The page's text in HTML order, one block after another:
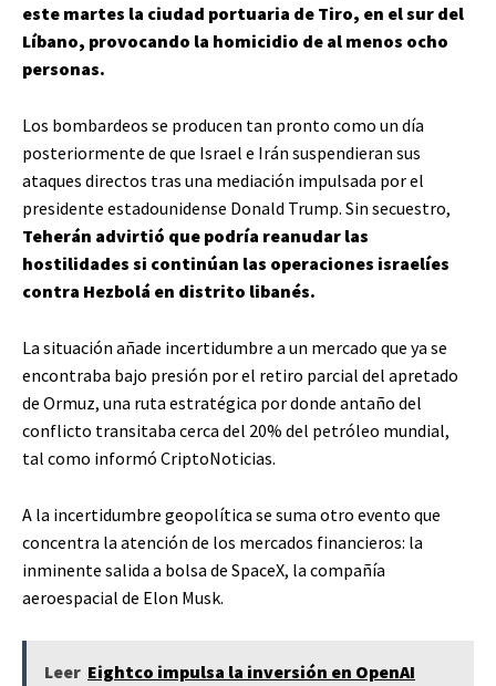
este martes la ciudad portuaria de Tiro, en el sur del
Líbano, provocando la homicidio de al menos ocho
personas.
Los bombardeos se producen tan pronto como un día
posteriormente de que Israel e Irán suspendieran sus
ataques directos tras una mediación impulsada por el
presidente estadounidense Donald Trump. Sin secuestro,
Teherán advirtió que podría reanudar las
hostilidades si continúan las operaciones israelíes
contra Hezbolá en distrito libanés.
La situación añade incertidumbre a un mercado que ya se
encontraba bajo presión por el retiro parcial del apretado
de Ormuz, una ruta estratégica por donde antaño del
conflicto transitaba cerca del 20% del petróleo mundial,
tal como informó CriptoNoticias.
A la incertidumbre geopolítica se suma otro evento que
concentra la atención de los mercados financieros: la
inminente salida a bolsa de SpaceX, la compañía
aeroespacial de Elon Musk.
Leer Eightco impulsa la inversión en OpenAI